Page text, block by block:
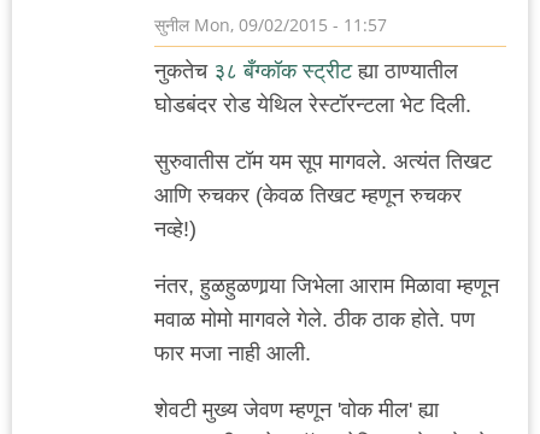
सुनील Mon, 09/02/2015 - 11:57
नुकतेच ३८ बँग्कॉक स्ट्रीटह्या ठाण्यातील
घोडबंदर रोड येथिल रेस्टॉरन्टला भेट दिली.
सुरुवातीस टॉम यम सूप मागवले. अत्यंत तिखट
आणि रुचकर (केवळ तिखट म्हणून रुचकर
नव्हे!)
नंतर, हुळहुळणार्‍या जिभेला आराम मिळावा म्हणून
मवाळ मोमो मागवले गेले. ठीक ठाक होते. पण
फार मजा नाही आली.
शेवटी मुख्य जेवण म्हणून 'वोक मील' ह्या